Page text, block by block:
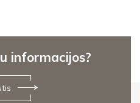
informacijos?